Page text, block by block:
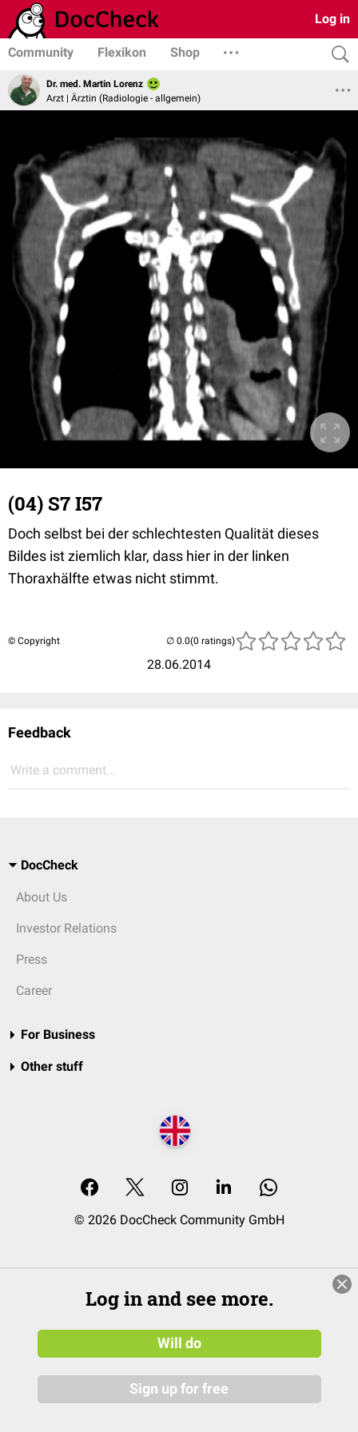
Log in
Community Flexikon Shop
Dr. med. Martin Lorenz
Arzt | Ärztin (Radiologie - allgemein)
(04) S7 I57
Doch selbst bei der schlechtesten Qualität dieses
Bildes ist ziemlich klar, dass hier in der linken
Thoraxhälfte etwas nicht stimmt.
© Copyright
28.06.2014
(0 ratings)
Feedback
Write a comment...
DocCheck
About Us
Investor Relations
Press
Career
For Business
Other stuff
© 2026 DocCheck Community GmbH
Log in and see more.
Will do
Sign up for free